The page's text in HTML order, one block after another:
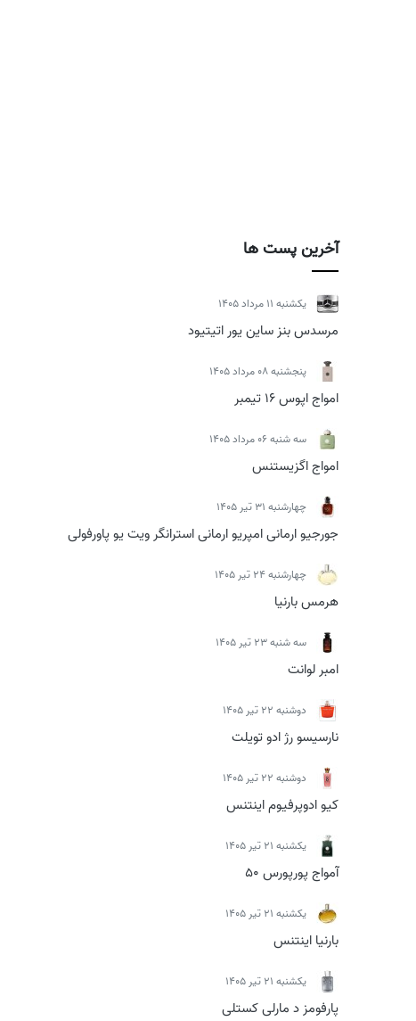
آخرین پست ها
يكشنبه 11 مرداد 1405
مرسدس بنز ساین یور اتیتیود
پنجشنبه 08 مرداد 1405
امواج اپوس 16 تیمبر
سه شنبه 06 مرداد 1405
امواج اگزیستنس
چهارشنبه 31 تیر 1405
جورجیو ارمانی امپریو ارمانی استرانگر ویت یو پاورفولی
چهارشنبه 24 تیر 1405
هرمس بارنیا
سه شنبه 23 تیر 1405
امبر لوانت
دوشنبه 22 تیر 1405
نارسیسو رژ ادو تویلت
دوشنبه 22 تیر 1405
کیو ادوپرفیوم اینتنس
يكشنبه 21 تیر 1405
آمواج پورپورس 50
يكشنبه 21 تیر 1405
بارنیا اینتنس
يكشنبه 21 تیر 1405
پارفومز د مارلی کستلی